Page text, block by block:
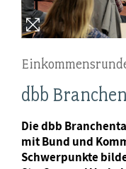
dbb
Die dbb
mit Bund und
Schwerpunkte